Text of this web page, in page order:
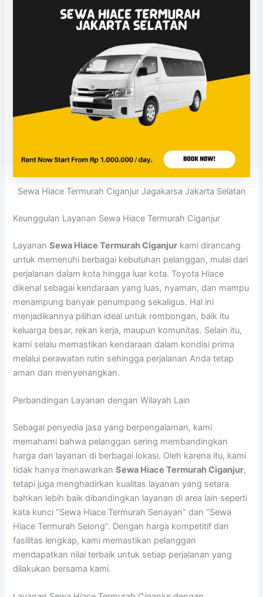
Sewa Hiace Termurah Ciganjur Jagakarsa Jakarta Selatan
Keunggulan Layanan Sewa Hiace Termurah Ciganjur
LayananSewa Hiace Termurah Ciganjur kami dirancang
untuk memenuhi berbagai kebutuhan pelanggan, mulai dari
perjalanan dalam kota hingga luar kota. Toyota Hiace
dikenal sebagai kendaraan yang luas, nyaman, dan mampu
menampung banyak penumpang sekaligus. Hal ini
menjadikannya pilihan ideal untuk rombongan, baik itu
keluarga besar, rekan kerja, maupun komunitas. Selain itu,
kami selalu memastikan kendaraan dalam kondisi prima
melalui perawatan rutin sehingga perjalanan Anda tetap
aman dan menyenangkan.
Perbandingan Layanan dengan Wilayah Lain
Sebagai penyedia jasa yang berpengalaman, kami
memahami bahwa pelanggan sering membandingkan
harga dan layanan di berbagai lokasi. Oleh karena itu, kami
tidak hanya menawarkanSewa Hiace Termurah Ciganjur,
tetapi juga menghadirkan kualitas layanan yang setara
bahkan lebih baik dibandingkan layanan di area lain seperti
kata kunci “Sewa Hiace Termurah Senayan” dan “Sewa
Hiace Termurah Selong”. Dengan harga kompetitif dan
fasilitas lengkap, kami memastikan pelanggan
mendapatkan nilai terbaik untuk setiap perjalanan yang
dilakukan bersama kami.